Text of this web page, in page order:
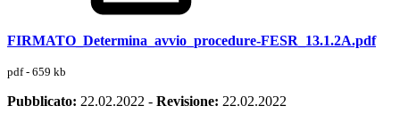
FIRMATO_Determina_avvio_procedure-FESR_13.1.2A.pdf
pdf - 659 kb
Pubblicato: 22.02.2022 - Revisione: 22.02.2022